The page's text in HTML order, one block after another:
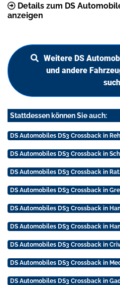
Details zum DS
anzeigen
Weitere DS
und andere
Stattdessen können Sie auch:
DS Automobiles DS3 Crossback in
DS Automobiles DS3 Crossback in
DS Automobiles DS3 Crossback in
DS Automobiles DS3 Crossback in
DS Automobiles DS3 Crossback in
DS Automobiles DS3 Crossback in
DS Automobiles DS3 Crossback in
DS Automobiles DS3 Crossback in
DS Automobiles DS3 Crossback in